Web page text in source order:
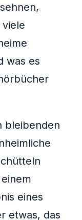
was es
bleibenden
eines
etwas, das